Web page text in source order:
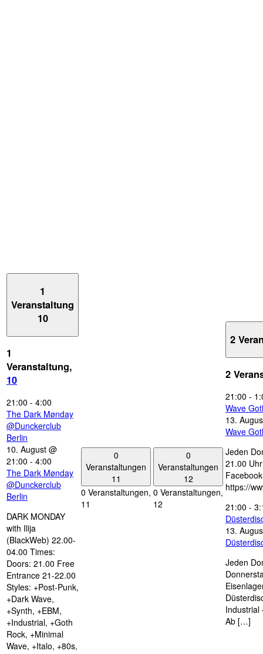
1
Veranstaltung
10
1
Veranstaltung,
10
21:00 - 4:00
The Dark Mønday
@Dunckerclub
Berlin
10. August @
21:00 - 4:00
The Dark Mønday
@Dunckerclub
Berlin
DARK MONDAY
with Ilija
(BlackWeb) 22.00-
04.00 Times:
Doors: 21.00 Free
Entrance 21-22.00
Styles: +Post-Punk,
+Dark Wave,
+Synth, +EBM,
+Industrial, +Goth
Rock, +Minimal
Wave, +Italo, +80s,
0
Veranstaltungen
11
0 Veranstaltungen,
11
0
Veranstaltungen
12
0 Veranstaltungen,
12
2
2
21:00 -
Wave
13.
Wave
Jeden
21.00
https://
21:00 -
13.
Jeden
Industrial
Ab […]